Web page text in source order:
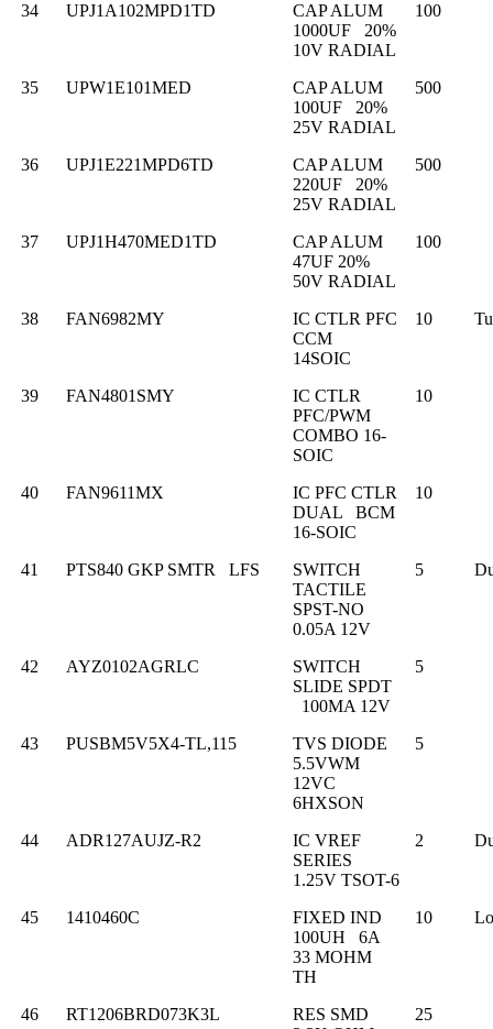
34 UPJ1A102MPD1TD
CAP ALUM
1000UF 20%
10V RADIAL
100
35 UPW1E101MED
CAP ALUM
100UF 20%
25V RADIAL
500
36 UPJ1E221MPD6TD
CAP ALUM
220UF 20%
25V RADIAL
500
37 UPJ1H470MED1TD
CAP ALUM
47UF 20%
50V RADIAL
100
38 FAN6982MY
IC CTLR PFC
CCM
14SOIC
10
39 FAN4801SMY
IC CTLR
PFC/PWM
COMBO 16-
SOIC
10
40 FAN9611MX
IC PFC CTLR
DUAL BCM
16-SOIC
10
41 PTS840 GKP SMTR LFS
SWITCH
TACTILE
SPST-NO
0.05A 12V
5
42 AYZ0102AGRLC
SWITCH
SLIDE SPDT
100MA 12V
5
43 PUSBM5V5X4-TL,115
TVS DIODE
5.5VWM
12VC
6HXSON
5
44 ADR127AUJZ-R2
IC VREF
SERIES
1.25V TSOT-6
2
45 1410460C
FIXED IND
100UH 6A
33 MOHM
TH
10
46 RT1206BRD073K3L
RES SMD
25